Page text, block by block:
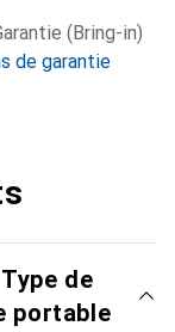
(Bring-in)
de garantie
de
portable